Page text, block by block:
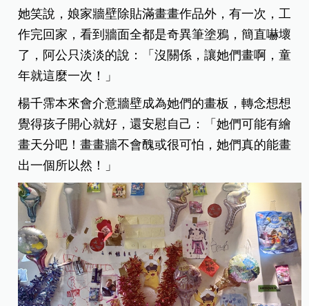
她笑說，娘家牆壁除貼滿畫畫作品外，有一次，工
作完回家，看到牆面全都是奇異筆塗鴉，簡直嚇壞
了，阿公只淡淡的說：「沒關係，讓她們畫啊，童
年就這麼一次！」
楊千霈本來會介意牆壁成為她們的畫板，轉念想想
覺得孩子開心就好，還安慰自己：「她們可能有繪
畫天分吧！畫畫牆不會醜或很可怕，她們真的能畫
出一個所以然！」